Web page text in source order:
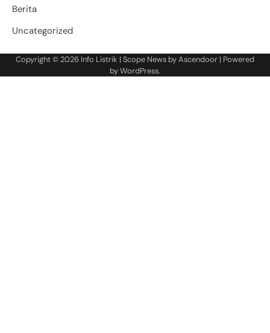
Berita
Uncategorized
Copyright © 2026 Info Listrik | Scope News byAscendoor | Powered
byWordPress.